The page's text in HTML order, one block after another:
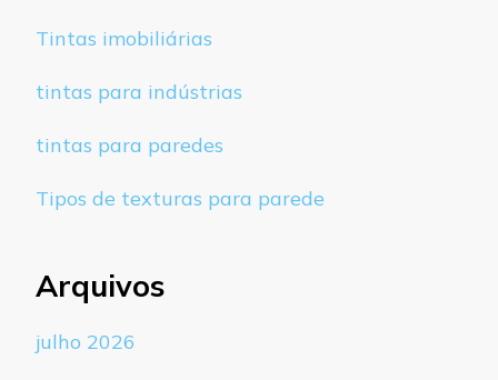
Tintas imobiliárias
tintas para indústrias
tintas para paredes
Tipos de texturas para parede
Arquivos
julho 2026